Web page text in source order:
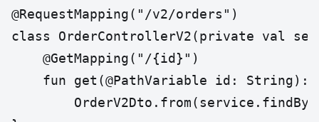
@RequestMapping("/v2/orders")
class OrderControllerV2(private val
    @GetMapping("/{id}")
fun get(@PathVariable id: String):